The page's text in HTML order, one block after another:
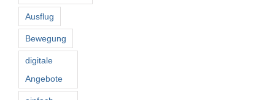
Ausflug
Bewegung
digitale
Angebote